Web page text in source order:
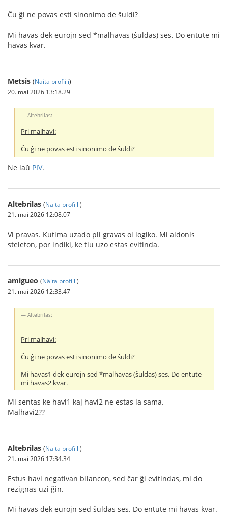
Ĉu ĝi ne povas esti sinonimo de ŝuldi?
Mi havas dek eurojn sed *malhavas (ŝuldas) ses. Do entute mi
havas kvar.
Metsis (Näita profiili)
20. mai 2026 13:18.29
Altebrilas:
Pri malhavi:
Ĉu ĝi ne povas esti sinonimo de ŝuldi?
Ne laŭ PIV.
Altebrilas (Näita profiili)
21. mai 2026 12:08.07
Vi pravas. Kutima uzado pli gravas ol logiko. Mi aldonis
steleton, por indiki, ke tiu uzo estas evitinda.
amigueo (Näita profiili)
21. mai 2026 12:33.47
Altebrilas:
Pri malhavi:
Ĉu ĝi ne povas esti sinonimo de ŝuldi?
Mi havas1 dek eurojn sed *malhavas (ŝuldas) ses. Do entute
mi havas2 kvar.
Mi sentas ke havi1 kaj havi2 ne estas la sama.
Malhavi2??
Altebrilas (Näita profiili)
21. mai 2026 17:34.34
Estus havi negativan bilancon, sed ĉar ĝi evitindas, mi do
rezignas uzi ĝin.
Mi havas dek eurojn sed ŝuldas ses. Do entute mi havas kvar.